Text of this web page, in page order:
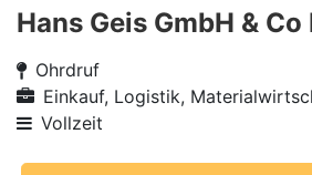
Hans Geis GmbH & Co
Ohrdruf
Einkauf, Logistik,
Vollzeit